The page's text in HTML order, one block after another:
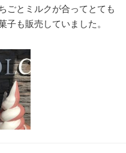
ごとミルクが合ってとても
子も販売していました。